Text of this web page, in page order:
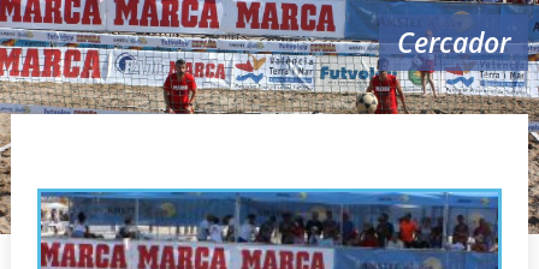
Comunicació ▼
València en esport ▼
Reserves
Cercador
trofeo futvoley playa